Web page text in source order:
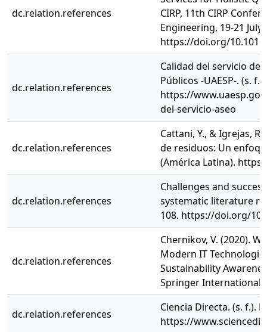
dc.relation.references
CIRP, 11th CIRP
Engineering, 19-21
https://doi.org/
dc.relation.references
Calidad del servicio de
Públicos -UAESP-. (s.
https://
del-servicio-aseo
dc.relation.references
Cattani, Y., & Igrejas,
de residuos: Un
(América Latina).
dc.relation.references
Challenges and
systematic literature
108. https://doi.org/
dc.relation.references
Chernikov, V. (2020).
Modern IT
Sustainability
Springer International
dc.relation.references
Ciencia Directa. (s. f.).
https://